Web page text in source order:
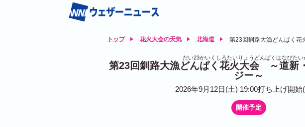
トップ 花火大会の天気 北海道 第23回釧路大漁どんぱく
だい23かいくしろたいりょうどんぱくはなびたい
第23回釧路大漁どんぱく花火大会 ～道新
ジー～
2026年9月12日(土) 19:00打ち上げ開始
開催予定